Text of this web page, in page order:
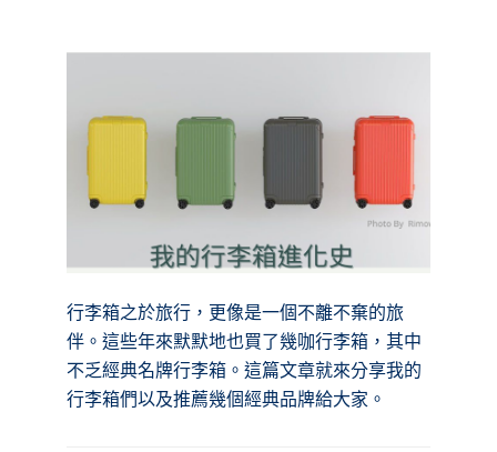
行李箱之於旅行，更像是一個不離不棄的旅
伴。這些年來默默地也買了幾咖行李箱，其中
不乏經典名牌行李箱。這篇文章就來分享我的
行李箱們以及推薦幾個經典品牌給大家。